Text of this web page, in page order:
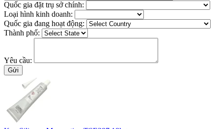
Quốc gia đặt trụ sở chính:
Loại hình kinh doanh:
Quốc gia đang hoạt động:
Thành phố:
Yêu cầu: